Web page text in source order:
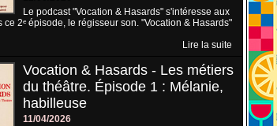
Le podcast "Vocation & Hasards" s'intéresse aux
ce 2ᵉ épisode, le régisseur son. "Vocation & Hasards"
Lire la suite
Vocation & Hasards - Les métiers
du théâtre. Épisode 1 : Mélanie,
habilleuse
11/04/2026